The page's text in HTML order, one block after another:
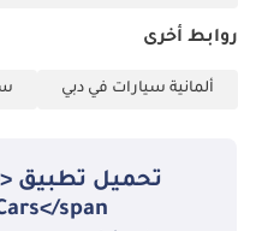
متأثرة بالمياه وتباع
رقم المخزون: FA-
ساعات العمل: من
الإثنين إلى السبت، من
روابط أخرى
ألمانية سيارات في دبي
span>